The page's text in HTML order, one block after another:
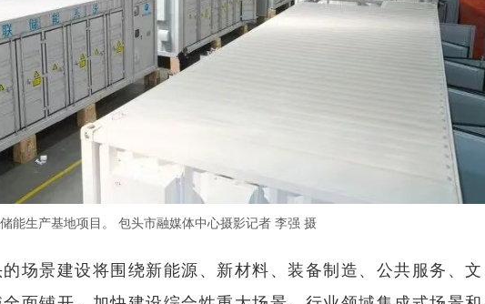
能生产基地项目。 包头市融媒体中心摄影记者 李强 摄
场景建设将围绕新能源、新材料、装备制造、公共服务、文